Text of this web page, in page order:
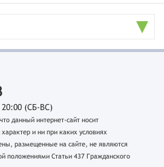
(СБ-ВС)
данный интернет-сайт носит
и ни при каких условиях
размещенные на сайте, не являются
положениями Статьи 437 Гражданского